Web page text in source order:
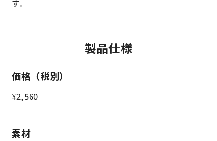
す。
製品仕様
価格（税別）
¥2,560
素材